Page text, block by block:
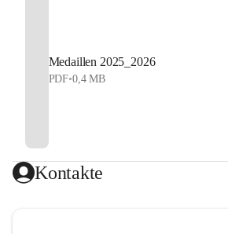
Medaillen 2025_2026
PDF•0,4 MB
Kontakte